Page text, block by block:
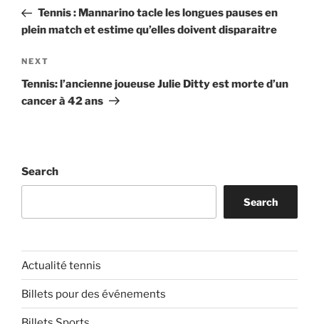
PostTennis : Mannarino tacle les longues pauses en
plein match et estime qu’elles doivent disparaitre
Next
Post
NEXT
Tennis: l’ancienne joueuse Julie Ditty est morte d’un
cancer à 42 ans
Search
Search
Actualité tennis
Billets pour des événements